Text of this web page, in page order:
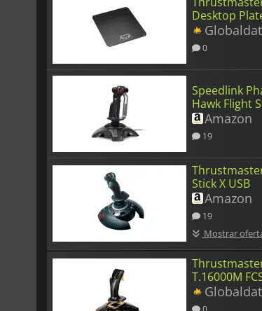
Desktop
0
Speedlink
Hawk Flight
Amazon
19
Stick X USB
Amazon
19
Mostrar
T.16000M